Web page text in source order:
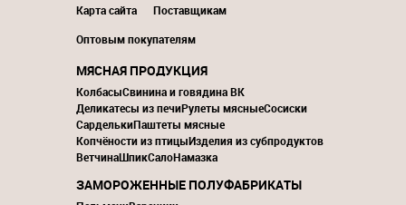
Карта сайта
Поставщикам
Оптовым покупателям
МЯСНАЯ ПРОДУКЦИЯ
КолбасыСвинина и говядина ВК
Деликатесы из печиРулеты мясныеСосиски
СарделькиПаштеты мясные
Копчёности из птицыИзделия из субпродуктов
ВетчинаШпикСалоНамазка
ЗАМОРОЖЕННЫЕ ПОЛУФАБРИКАТЫ